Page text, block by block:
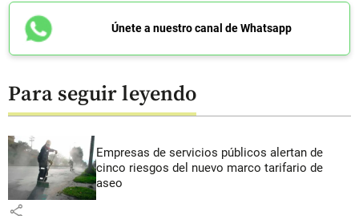
Únete a nuestro canal de Whatsapp
Para seguir leyendo
Empresas de servicios públicos alertan de
cinco riesgos del nuevo marco tarifario de
aseo
share